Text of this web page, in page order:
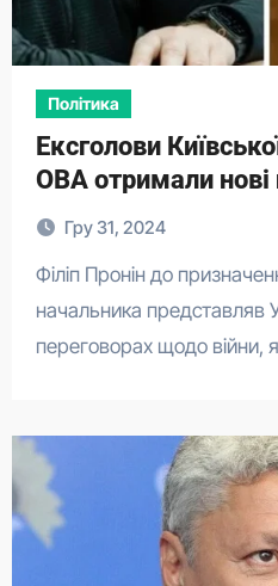
Політика
Ексголови
ОВА отримали нові
Гру 31, 2024
Філіп Пронін до призначення на посаду
начальника представляв
переговорах щодо війни,